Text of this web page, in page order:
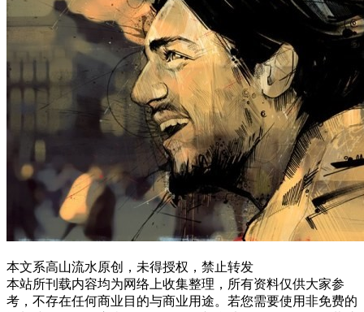
本文系高山流水原创，未得授权，禁止转发
本站所刊载内容均为网络上收集整理，所有资料仅供大家参
考，不存在任何商业目的与商业用途。若您需要使用非免费的